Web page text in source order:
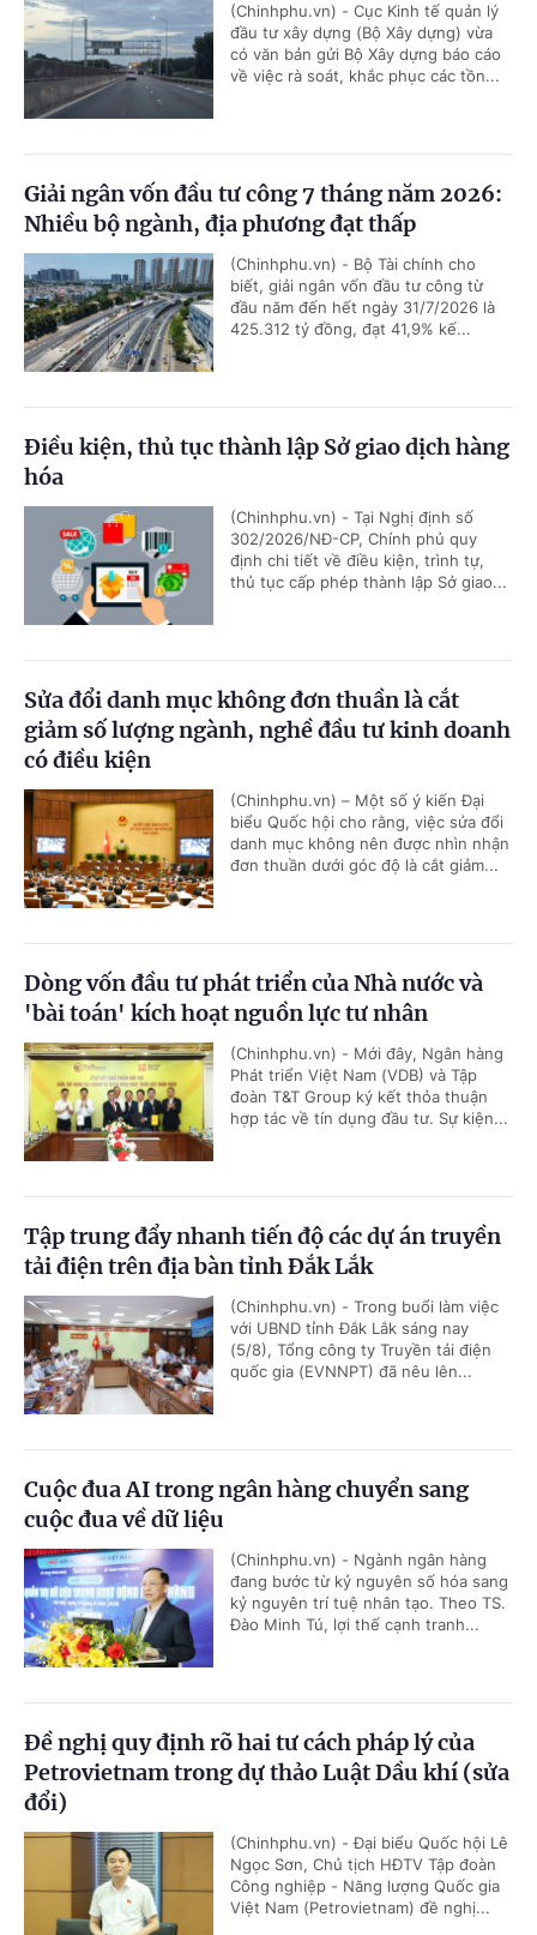
(Chinhphu.vn) - Cục Kinh tế quản lý
đầu tư xây dựng (Bộ Xây dựng) vừa
có văn bản gửi Bộ Xây dựng báo cáo
về việc rà soát, khắc phục các tồn...
Giải ngân vốn đầu tư công 7 tháng năm 2026:
Nhiều bộ ngành, địa phương đạt thấp
(Chinhphu.vn) - Bộ Tài chính cho
biết, giải ngân vốn đầu tư công từ
đầu năm đến hết ngày 31/7/2026 là
425.312 tỷ đồng, đạt 41,9% kế...
Điều kiện, thủ tục thành lập Sở giao dịch hàng
hóa
(Chinhphu.vn) - Tại Nghị định số
302/2026/NĐ-CP, Chính phủ quy
định chi tiết về điều kiện, trình tự,
thủ tục cấp phép thành lập Sở giao...
Sửa đổi danh mục không đơn thuần là cắt
giảm số lượng ngành, nghề đầu tư kinh doanh
có điều kiện
(Chinhphu.vn) – Một số ý kiến Đại
biểu Quốc hội cho rằng, việc sửa đổi
danh mục không nên được nhìn nhận
đơn thuần dưới góc độ là cắt giảm...
Dòng vốn đầu tư phát triển của Nhà nước và
'bài toán' kích hoạt nguồn lực tư nhân
(Chinhphu.vn) - Mới đây, Ngân hàng
Phát triển Việt Nam (VDB) và Tập
đoàn T&T Group ký kết thỏa thuận
hợp tác về tín dụng đầu tư. Sự kiện...
Tập trung đẩy nhanh tiến độ các dự án truyền
tải điện trên địa bàn tỉnh Đắk Lắk
(Chinhphu.vn) - Trong buổi làm việc
với UBND tỉnh Đắk Lắk sáng nay
(5/8), Tổng công ty Truyền tải điện
quốc gia (EVNNPT) đã nêu lên...
Cuộc đua AI trong ngân hàng chuyển sang
cuộc đua về dữ liệu
(Chinhphu.vn) - Ngành ngân hàng
đang bước từ kỷ nguyên số hóa sang
kỷ nguyên trí tuệ nhân tạo. Theo TS.
Đào Minh Tú, lợi thế cạnh tranh...
Đề nghị quy định rõ hai tư cách pháp lý của
Petrovietnam trong dự thảo Luật Dầu khí (sửa
đổi)
(Chinhphu.vn) - Đại biểu Quốc hội Lê
Ngọc Sơn, Chủ tịch HĐTV Tập đoàn
Công nghiệp - Năng lượng Quốc gia
Việt Nam (Petrovietnam) đề nghị...